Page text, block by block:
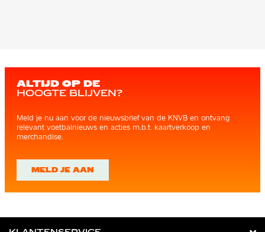
ALTIJD OP DE
HOOGTE BLIJVEN?
Meld je nu aan voor de nieuwsbrief van de KNVB en ontvang
relevant voetbalnieuws en acties m.b.t. kaartverkoop en
merchandise.
MELD JE AAN